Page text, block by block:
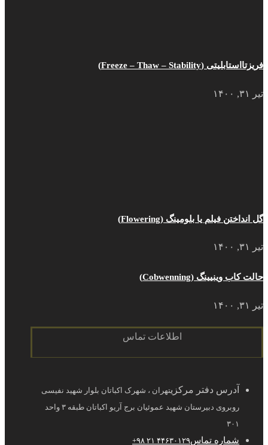
فریزتااستابلیتی (Freeze – Thaw – Stability)
تیر ۳۱, ۱۴۰۰
گل انداختن فیلم یا بلومینگ (Flowering)
تیر ۳۱, ۱۴۰۰
حالت کاب وینیینگ (Cobwenning)
تیر ۳۱, ۱۴۰۰
اطلاعات تماس
آدرس دفتر مرکزیتهران ، شهرک اکباتان بلوار شهید نفیسی
روبروی دبیرستان شهید عموئیان برج آریو اکباتان طبقه ۳ واحد
۳۰۱
شماره تماس۴۴۶۳۰۱۲۹ ۲۱ ۹۸+